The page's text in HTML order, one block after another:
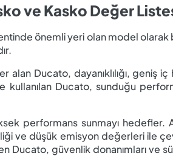
ve Kasko Değer
önemli yeri olan model
Ducato, dayanıklılığı, geniş
kullanılan Ducato, sunduğu
performans sunmayı
ve düşük emisyon değerleri ile
güvenlik donanımları ve